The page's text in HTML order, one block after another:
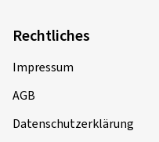
Rechtliches
Impressum
AGB
Datenschutzerklärung